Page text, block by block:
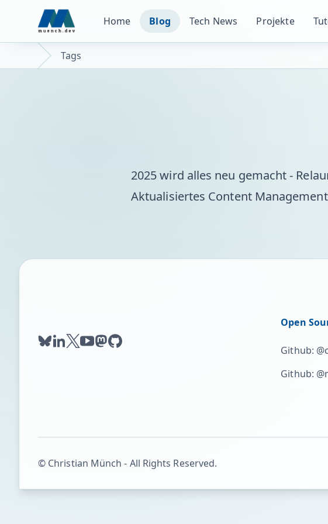
Home Blog Tech News Projekte
Tags
2025 wird alles neu gemacht -
Aktualisiertes Content
bluesky
linkedin
twitter
youtube
mastodon
github
Open
Github:
Github:
© Christian Münch - All Rights Reserved.